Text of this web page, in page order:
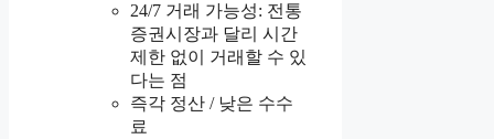
24/7 거래 가능성: 전통
증권시장과 달리 시간
제한 없이 거래할 수 있
다는 점
즉각 정산 / 낮은 수수
료